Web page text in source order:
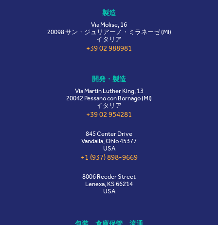
製造
Via Molise, 16
20098 サン・ジュリアーノ・ミラネーゼ (MI)
イタリア
+39 02 988981
開発・製造
Via Martin Luther King, 13
20042 Pessano con Bornago (MI)
イタリア
+39 02 954281
845 Center Drive
Vandalia, Ohio 45377
USA
+1 (937) 898-9669
8006 Reeder Street
Lenexa, KS 66214
USA